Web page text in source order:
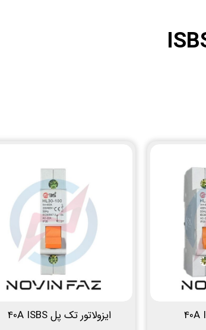
ایزولاتور تک پل 40A ISBS